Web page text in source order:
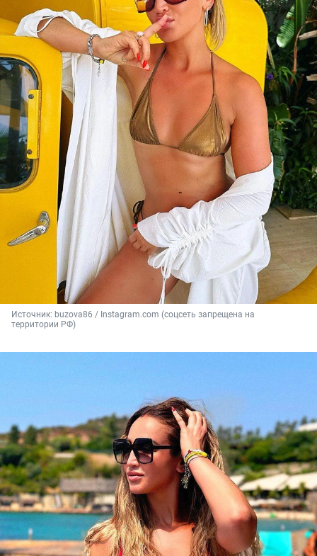
Источник: buzova86 / Instagram.com (соцсеть запрещена на
территории РФ)